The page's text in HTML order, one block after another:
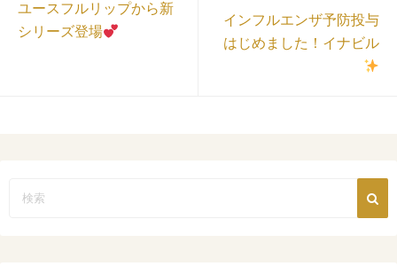
ユースフルリップから新
シリーズ登場
インフルエンザ予防投与
はじめました！イナビル